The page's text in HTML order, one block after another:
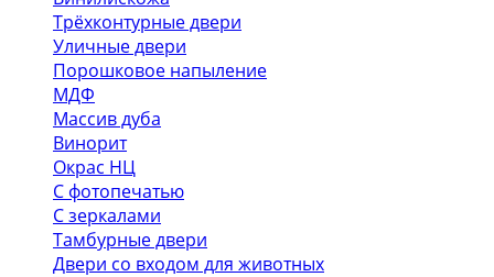
Трёхконтурные двери
Уличные двери
Порошковое напыление
МДФ
Массив дуба
Винорит
Окрас НЦ
С фотопечатью
С зеркалами
Тамбурные двери
Двери со входом для животных